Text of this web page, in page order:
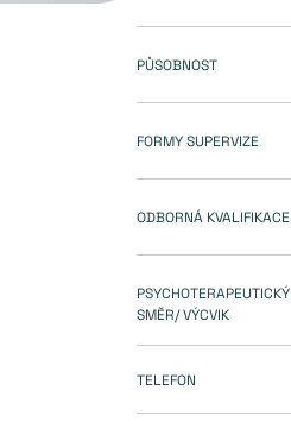
PŮSOBNOST
FORMY SUPERVIZE
ODBORNÁ KVALIFIKACE
PSYCHOTERAPEUTICKÝ
SMĚR/ VÝCVIK
TELEFON